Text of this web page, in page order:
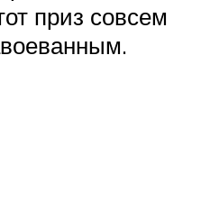
приз совсем